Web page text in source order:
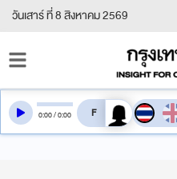
วันเสาร์ ที่ 8 สิงหาคม 2569
0:00/0:00 สลับเสียงอ่าน